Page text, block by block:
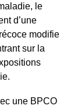
le
d’une
modifie
sur la
une BPCO